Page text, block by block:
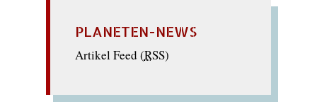
PLANETEN-NEWS
Artikel Feed (RSS)